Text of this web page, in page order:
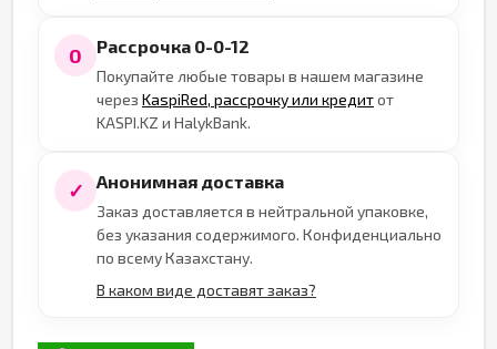
0 Рассрочка 0-0-12
Покупайте любые товары в нашем магазине
через KaspiRed, рассрочку или кредитот
KASPI.KZ и HalykBank.
✓ Анонимная доставка
Заказ доставляется в нейтральной упаковке,
без указания содержимого. Конфиденциально
по всему Казахстану.
В каком виде доставят заказ?